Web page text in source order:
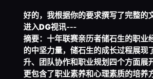
好的，我根据你的要求撰写了完整的
进入DG视讯---
摘要：十年联赛亲历者储石生的职业
的中坚力量，储石生的成长过程展
升、团队协作和职业规划四个方面展
更包含了职业素养和心理素质的培